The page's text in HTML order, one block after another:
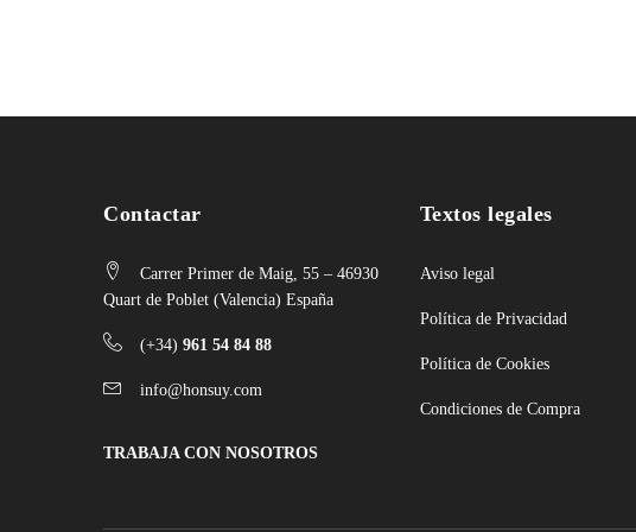
Contactar
Carrer Primer de Maig, 55 – 46930
Quart de Poblet (Valencia) España
(+34) 961 54 84 88
info@honsuy.com
TRABAJA CON NOSOTROS
Textos legales
Aviso legal
Política de Privacidad
Política de Cookies
Condiciones de Compra